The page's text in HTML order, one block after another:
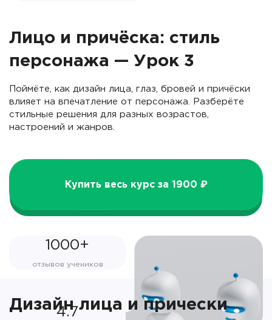
Лицо и причёска: стиль
персонажа — Урок 3
Поймёте, как дизайн лица, глаз, бровей и причёски
влияет на впечатление от персонажа. Разберёте
стильные решения для разных возрастов,
настроений и жанров.
Купить весь курс за 1900 ₽
1000+
отзывов учеников
4.7
Дизайн лица и прически